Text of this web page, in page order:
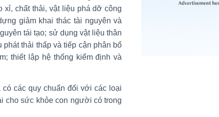
xỉ, chất thải, vật liệu phá dỡ công
giảm khai thác tài nguyên và
tái tạo; sử dụng vật liệu thân
thải thấp và tiếp cận phân bổ
thiết lập hệ thống kiểm định và
các quy chuẩn đối với các loại
cho sức khỏe con người có trong